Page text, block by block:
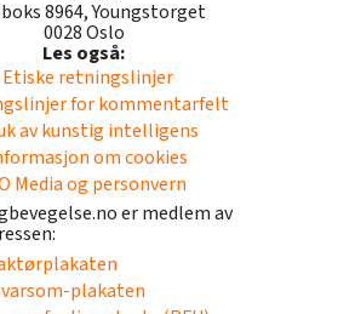
8964, Youngstorget
0028 Oslo
Les også:
Etiske retningslinjer
for kommentarfelt
av kunstig intelligens
om cookies
Media og personvern
er medlem av
varsom-plakaten